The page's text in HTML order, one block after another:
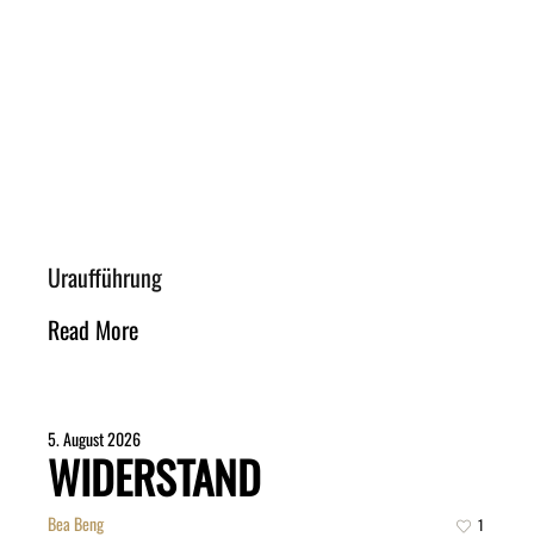
Uraufführung
Read More
5. August 2026
WIDERSTAND
Bea Beng 1